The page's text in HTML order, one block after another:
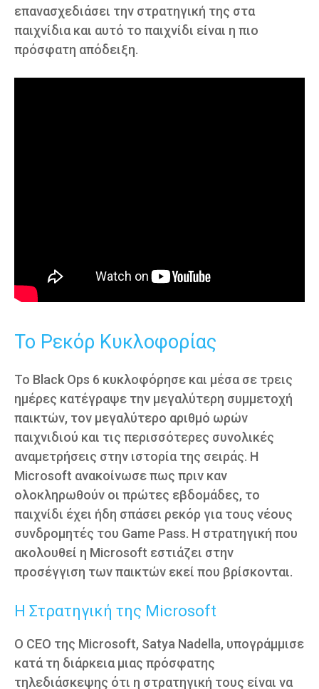
επανασχεδιάσει την στρατηγική της στα
παιχνίδια και αυτό το παιχνίδι είναι η πιο
πρόσφατη απόδειξη.
Το Ρεκόρ Κυκλοφορίας
Το Black Ops 6 κυκλοφόρησε και μέσα σε τρεις
ημέρες κατέγραψε την μεγαλύτερη συμμετοχή
παικτών, τον μεγαλύτερο αριθμό ωρών
παιχνιδιού και τις περισσότερες συνολικές
αναμετρήσεις στην ιστορία της σειράς. Η
Microsoft ανακοίνωσε πως πριν καν
ολοκληρωθούν οι πρώτες εβδομάδες, το
παιχνίδι έχει ήδη σπάσει ρεκόρ για τους νέους
συνδρομητές του Game Pass. Η στρατηγική που
ακολουθεί η Microsoft εστιάζει στην
προσέγγιση των παικτών εκεί που βρίσκονται.
Η Στρατηγική της Microsoft
Ο CEO της Microsoft, Satya Nadella, υπογράμμισε
κατά τη διάρκεια μιας πρόσφατης
τηλεδιάσκεψης ότι η στρατηγική τους είναι να